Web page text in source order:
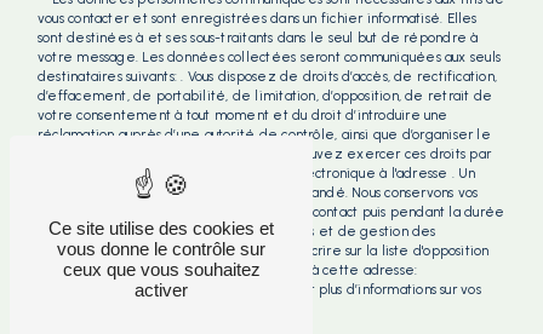
vous contacter et sont enregistrées dans un fichier informatisé. Elles
sont destinées à et ses sous-traitants dans le seul but de répondre à
votre message. Les données collectées seront communiquées aux seuls
destinataires suivants: . Vous disposez de droits d’accès, de rectification,
d’effacement, de portabilité, de limitation, d’opposition, de retrait de
votre consentement à tout moment et du droit d’introduire une
réclamation auprès d’une autorité de contrôle, ainsi que d’organiser le
sort de vos données post-mortem. Vous pouvez exercer ces droits par
voie postale à l'adresse ou par courrier électronique à l'adresse . Un
justificatif d'identité pourra vous être demandé. Nous conservons vos
données pendant la période de prise de contact puis pendant la durée
de prescription légale aux fins probatoires et de gestion des
contentieux. Vous avez le droit de vous inscrire sur la liste d'opposition
au démarchage téléphonique, disponible à cette adresse:
. Consultez le site cnil.fr pour plus d’informations sur vos
Ce site utilise des cookies et
vous donne le contrôle sur
ceux que vous souhaitez
activer